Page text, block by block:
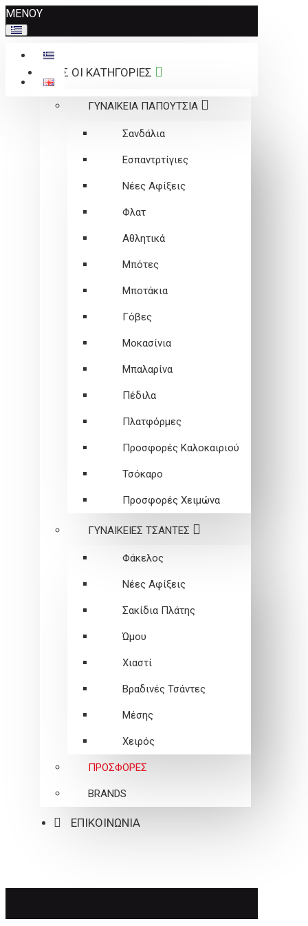
Σημείωση:
Αυτός
ο
ιστότοπος
περιλαμβάνει
ΜΕΝΟΥ
ΟΛΕΣ ΟΙ ΚΑΤΗΓΟΡΙΕΣ
ΓΥΝΑΙΚΕΙΑ ΠΑΠΟΥΤΣΙΑ
Σανδάλια
Εσπαντρτίγιες
Νέες Αφίξεις
Φλατ
Αθλητικά
Μπότες
Μποτάκια
Γόβες
Μοκασίνια
Μπαλαρίνα
Πέδιλα
Πλατφόρμες
Προσφορές Καλοκαιριού
Τσόκαρο
Προσφορές Χειμώνα
ΓΥΝΑΙΚΕΙEΣ ΤΣΑΝΤΕΣ
Φάκελος
Νέες Αφίξεις
Σακίδια Πλάτης
Ώμου
Χιαστί
Βραδινές Τσάντες
Μέσης
Χειρός
ΠΡΟΣΦΟΡΕΣ
BRANDS
ΕΠΙΚΟΙΝΩΝΙΑ